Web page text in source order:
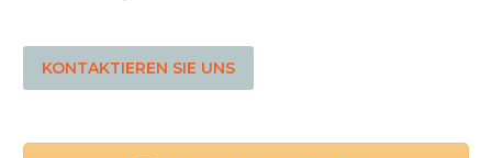
KONTAKTIEREN SIE UNS